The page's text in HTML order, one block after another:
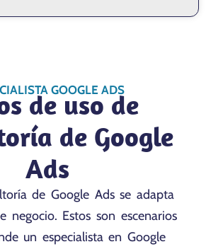
GOOGLE ADS
de uso de
de Google
Ads
de Google Ads se adapta
negocio. Estos son escenarios
un especialista en Google